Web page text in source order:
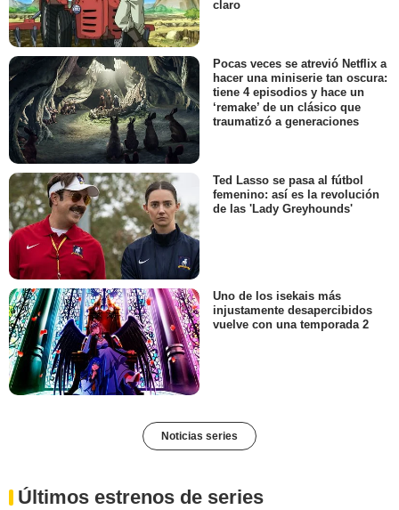
claro
Pocas veces se atrevió Netflix a
hacer una miniserie tan oscura:
tiene 4 episodios y hace un
‘remake’ de un clásico que
traumatizó a generaciones
Ted Lasso se pasa al fútbol
femenino: así es la revolución
de las 'Lady Greyhounds'
Uno de los isekais más
injustamente desapercibidos
vuelve con una temporada 2
Noticias series
Últimos estrenos de series